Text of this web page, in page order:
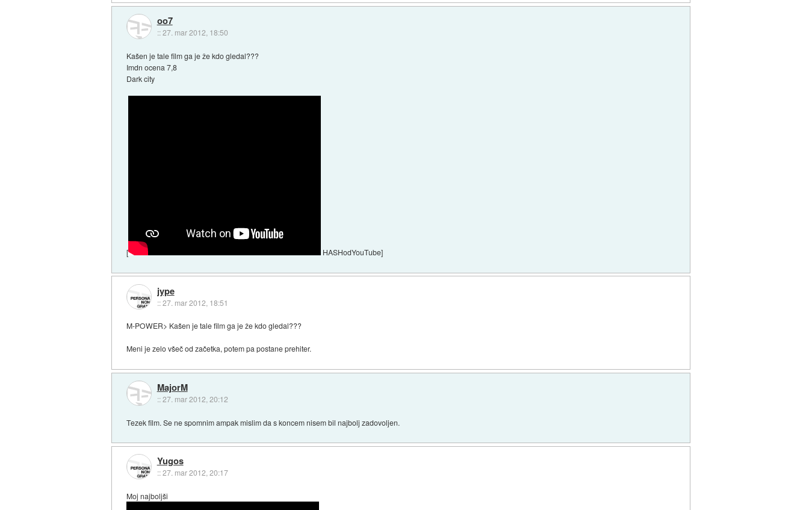
oo7
::27. mar 2012, 18:50
Kašen je tale film ga je že kdo gledal???
Imdn ocena 7,8
Dark city
[ HASHodYouTube]
jype
::27. mar 2012, 18:51
M-POWER> Kašen je tale film ga je že kdo gledal???
Meni je zelo všeč od začetka, potem pa postane prehiter.
MajorM
::27. mar 2012, 20:12
Tezek film. Se ne spomnim ampak mislim da s koncem nisem bil najbolj zadovoljen.
Yugos
::27. mar 2012, 20:17
Moj najboljši